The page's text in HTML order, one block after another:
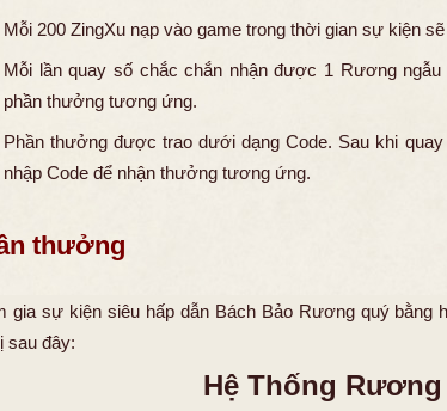
Mỗi 200 ZingXu nạp vào game trong thời gian sự kiện
Mỗi lần quay số chắc chắn nhận được 1 Rương
phần thưởng tương ứng.
Phần thưởng được trao dưới dạng Code. Sau khi
nhập Code để nhận thưởng tương ứng.
thưởng
gia sự kiện siêu hấp dẫnBách Bảo Rươngquý bằng
sau đây:
Hệ Thống